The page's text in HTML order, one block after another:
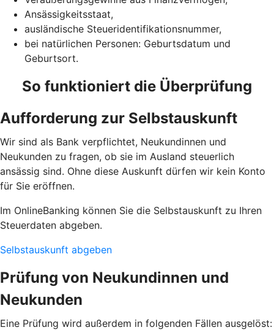
Ansässigkeitsstaat,
ausländische Steueridentifikationsnummer,
bei natürlichen Personen: Geburtsdatum und
Geburtsort.
So funktioniert die Überprüfung
Aufforderung zur Selbstauskunft
Wir sind als Bank verpflichtet, Neukundinnen und
Neukunden zu fragen, ob sie im Ausland steuerlich
ansässig sind. Ohne diese Auskunft dürfen wir kein Konto
für Sie eröffnen.
Im OnlineBanking können Sie die Selbstauskunft zu Ihren
Steuerdaten abgeben.
Selbstauskunft abgeben
Prüfung von Neukundinnen und
Neukunden
Eine Prüfung wird außerdem in folgenden Fällen ausgelöst: